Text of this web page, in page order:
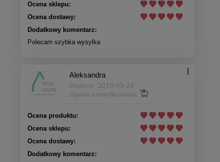
Ocena sklepu:
Ocena dostawy:
Dodatkowy komentarz:
Polecam szybka wysylka
Aleksandra
Dodano: 2019-03-24
Opinia zweryfikowana
Ocena produktu:
Ocena sklepu:
Ocena dostawy:
Dodatkowy komentarz: